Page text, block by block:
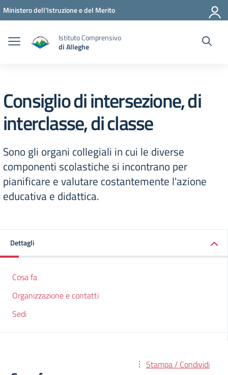
Vai ai contenuti
Vai al menu di navigazione
Vai al footer
Ministero dell'Istruzione e del Merito
Istituto Comprensivo
di Alleghe
Consiglio di intersezione, di
interclasse, di classe
Sono gli organi collegiali in cui le diverse
componenti scolastiche si incontrano per
pianificare e valutare costantemente l'azione
educativa e didattica.
Dettagli
Cosa fa
Organizzazione e contatti
Sedi
Stampa / Condividi